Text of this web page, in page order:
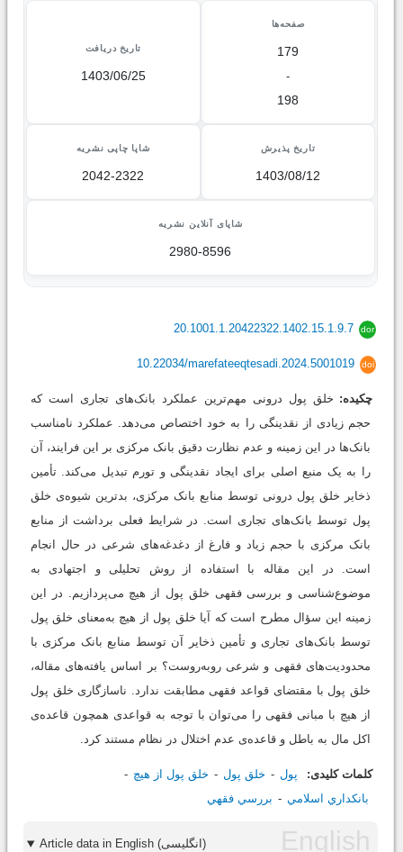
صفحه‌ها
179
-
198
تاریخ دریافت
1403/06/25
تاریخ پذیرش
1403/08/12
شاپا چاپی نشریه
2042-2322
شاپای آنلاین نشریه
2980-8596
dor
20.1001.1.20422322.1402.15.1.9.7
doi
10.22034/marefateeqtesadi.2024.5001019
چکیده: خلق پول درونی مهم‌ترین عملکرد بانک‌های تجاری است که
حجم زیادی از نقدینگی را به خود اختصاص می‌دهد. عملکرد نامناسب
بانک‌ها در این زمینه و عدم نظارت دقیق بانک مرکزی بر این فرایند، آن
را به یک منبع اصلی برای ایجاد نقدینگی و تورم تبدیل می‌کند. تأمین
ذخایر خلق پول درونی توسط منابع بانک مرکزی، بدترین شیوه‌ی خلق
پول توسط بانک‌های تجاری است. در شرایط فعلی برداشت از منابع
بانک مرکزی با حجم زیاد و فارغ از دغدغه‌های شرعی در حال انجام
است. در این مقاله با استفاده از روش تحلیلی و اجتهادی به
موضوع‌شناسی و بررسی فقهی خلق پول از هیچ می‌پردازیم. در این
زمینه این سؤال مطرح است که آیا خلق پول از هیچ به‌معنای خلق پول
توسط بانک‌های تجاری و تأمین ذخایر آن توسط منابع بانک مرکزی با
محدودیت‌های فقهی و شرعی روبه‌روست؟ بر اساس یافته‌های مقاله،
خلق پول با مقتضای قواعد فقهی مطابقت ندارد. ناسازگاری خلق پول
از هیچ با مبانی فقهی را می‌توان با توجه به قواعدی همچون قاعده‌ی
اکل مال به باطل و قاعده‌ی عدم اختلال در نظام مستند کرد.
کلمات کلیدی: پول خلق پول
خلق پول از هيچ
بانکداري اسلامي
بررسي فقهي
Article data in English (انگلیسی)